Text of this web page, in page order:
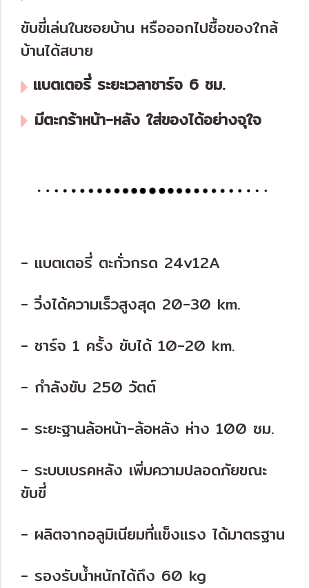
ขับขี่เล่นในซอยบ้าน หรือออกไปซื้อของใกล้
บ้านได้สบาย
แบตเตอรี่ ระยะเวลาชาร์จ 6 ชม.
มีตะกร้าหน้า-หลัง ใส่ของได้อย่างจุใจ
- แบตเตอรี่ ตะกั่วกรด 24v12A
- วิ่งได้ความเร็วสูงสุด 20-30 km.
- ชาร์จ 1 ครั้ง ขับได้ 10-20 km.
- กำลังขับ 250 วัตต์
- ระยะฐานล้อหน้า-ล้อหลัง ห่าง 100 ซม.
- ระบบเบรคหลัง เพิ่มความปลอดภัยขณะ
ขับขี่
- ผลิตจากอลูมิเนียมที่แข็งแรง ได้มาตรฐาน
- รองรับน้ำหนักได้ถึง 60 kg